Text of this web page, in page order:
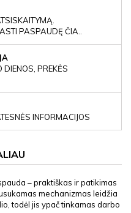
PASPAUDĘ ČIA..
PREKĖS
INFORMACIJOS
– praktiškas ir patikimas
mechanizmas leidžia
todėl jis ypač tinkamas darbo